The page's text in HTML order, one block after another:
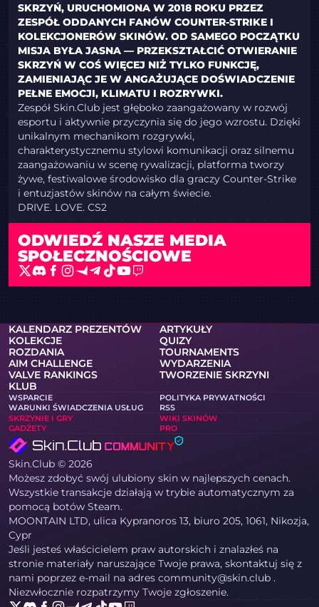
SKRZYŃ, URUCHOMIONA W 2018 ROKU PRZEZ
ZESPÓŁ ODDANYCH FANÓW COUNTER-STRIKE I
KOLEKCJONERÓW SKINÓW. OD SAMEGO POCZĄTKU
MISJA BYŁA JASNA — PRZEKSZTAŁCIĆ OTWIERANIE
SKRZYŃ W COŚ WIĘCEJ NIŻ TYLKO FUNKCJĘ,
ZAMIENIAJĄC JE W ANGAŻUJĄCE DOŚWIADCZENIE
PEŁNE EMOCJI, KLIMATU I ROZRYWKI.
Zespół Skin.Club jest głęboko zaangażowany w rozwój
esportu i aktywnie przyczynia się do jego wzrostu. Dzięki
unikalnym mechanikom rozgrywki,
charakterystycznemu stylowi komunikacji oraz silnemu
zaangażowaniu w scenę rywalizacji, platforma tworzy
żywe, festiwalowe środowisko dla graczy Counter-Strike
i entuzjastów skinów na całym świecie.
DRIVE. LOVE. CS2
ODWIEDŹ NASZE MEDIA
SPOŁECZNOŚCIOWE
KALENDARZ PREZENTÓW
ARTYKUŁY
KOLEKCJE
QUIZY
ROZDANIA
TOURNAMENTS
AIM CHALLENGE
WYDARZENIA
VALVE RANKINGS
TWORZENIE SKRZYNI
KLUB
WSPARCIE
POLITYKA PRYWATNOŚCI
WARUNKI ŚWIADCZENIA USŁUG
RSS
SKRZYNIE I GRY
WIKI SKINÓW
GADŻETY
PRO
Skin.Club © 2026
Możesz zdobyć swój ulubiony skin w najlepszych cenach.
Wszystkie transakcje działają w trybie automatycznym za
pomocą botów Steam.
MOONTAIN LTD, ulica Kypranoros 13, biuro 205, 1061, Nikozja,
Cypr
Jeśli jesteś właścicielem praw autorskich i znalazłeś na
stronie materiały naruszające Twoje prawa, skontaktuj się z
nami poprzez e-mail na adres community@skin.club .
Niezwłocznie rozpatrzymy Twoje zgłoszenie.